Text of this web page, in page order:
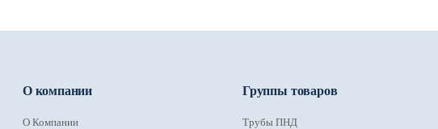
О компании
О Компании
Группы товаров
Трубы ПНД